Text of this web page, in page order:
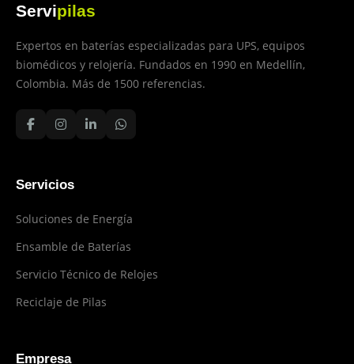
Servipilas
Expertos en baterías especializadas para UPS, equipos
biomédicos y relojería. Fundados en 1990 en Medellín,
Colombia. Más de 1500 referencias.
Servicios
Soluciones de Energía
Ensamble de Baterías
Servicio Técnico de Relojes
Reciclaje de Pilas
Empresa